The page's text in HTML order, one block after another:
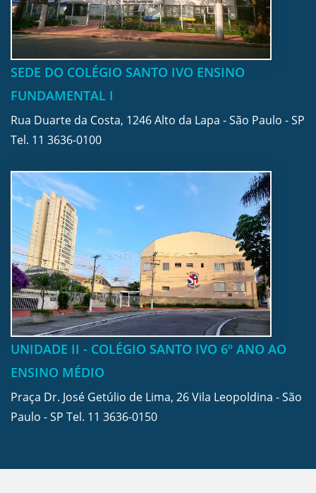
SEDE DO COLÉGIO SANTO IVO ENSINO
FUNDAMENTAL I
Rua Duarte da Costa, 1246 Alto da Lapa - São Paulo - SP
Tel. 11 3636-0100
UNIDADE II - COLÉGIO SANTO IVO 6º ANO AO
ENSINO MÉDIO
Praça Dr. José Getúlio de Lima, 26 Vila Leopoldina - São
Paulo - SP Tel. 11 3636-0150